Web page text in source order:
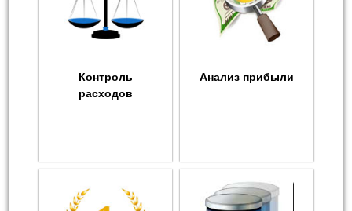
Контроль
расходов
Анализ прибыли